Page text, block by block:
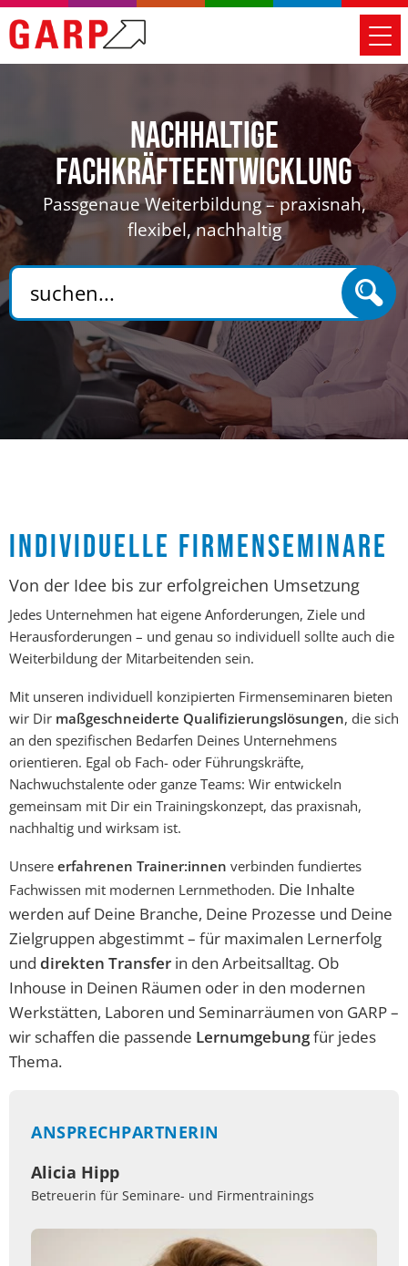
Nachhaltige
Fachkräfteentwicklung
Passgenaue Weiterbildung – praxisnah,
flexibel, nachhaltig
INDIVIDUELLE FIRMENSEMINARE
Von der Idee bis zur erfolgreichen Umsetzung
Jedes Unternehmen hat eigene Anforderungen, Ziele und
Herausforderungen – und genau so individuell sollte auch die
Weiterbildung der Mitarbeitenden sein.
Mit unseren individuell konzipierten Firmenseminaren bieten
wir Dir maßgeschneiderte Qualifizierungslösungen, die sich
an den spezifischen Bedarfen Deines Unternehmens
orientieren. Egal ob Fach- oder Führungskräfte,
Nachwuchstalente oder ganze Teams: Wir entwickeln
gemeinsam mit Dir ein Trainingskonzept, das praxisnah,
nachhaltig und wirksam ist.
Unsere erfahrenen Trainer:innen verbinden fundiertes
Fachwissen mit modernen Lernmethoden. Die Inhalte
werden auf Deine Branche, Deine Prozesse und Deine
Zielgruppen abgestimmt – für maximalen Lernerfolg
und direkten Transfer in den Arbeitsalltag. Ob
Inhouse in Deinen Räumen oder in den modernen
Werkstätten, Laboren und Seminarräumen von GARP –
wir schaffen die passende Lernumgebungfür jedes
Thema.
ANSPRECHPARTNERIN
Alicia Hipp
Betreuerin für Seminare- und Firmentrainings